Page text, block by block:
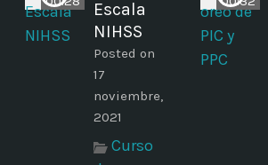
Escala
NIHSS
Posted on
17
noviembre,
2021
Curso